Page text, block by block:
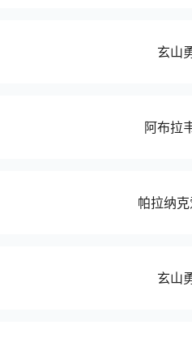
玄山
阿布拉
帕拉纳
玄山